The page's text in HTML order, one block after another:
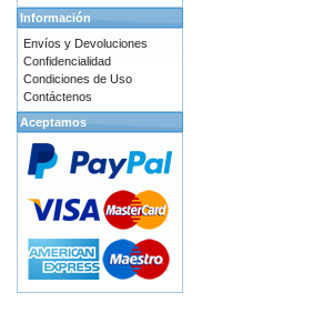
Información
Envíos y Devoluciones
Confidencialidad
Condiciones de Uso
Contáctenos
Aceptamos